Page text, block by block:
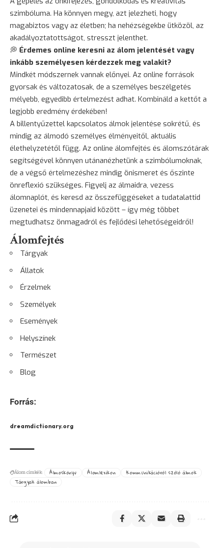
szimbóluma. Ha könnyen megy, azt jelezheti, hogy
magabiztos vagy az életben; ha nehézségekbe ütközöl, az
akadályoztatottságot, stresszt jelenthet.
💭 Érdemes online keresni az álom jelentését vagy
inkább személyesen kérdezzek meg valakit?
Mindkét módszernek vannak előnyei. Az online források
gyorsak és változatosak, de a személyes beszélgetés
mélyebb, egyedibb értelmezést adhat. Kombináld a kettőt a
legjobb eredmény érdekében!
A billentyűzettel kapcsolatos álmok jelentése sokrétű, és
mindig az álmodó személyes élményeitől, aktuális
élethelyzetétől függ. Az online álomfejtés és álomszótárak
segítségével könnyen utánanézhetünk a szimbólumoknak,
de a végső értelmezéshez mindig önismeret és őszinte
önreflexió szükséges. Figyelj az álmaidra, vezess
álomnaplót, és keresd az összefüggéseket a tudatalattid
üzenetei és mindennapjaid között – így még többet
megtudhatsz önmagadról és fejlődési lehetőségeidről!
Álomfejtés
Tárgyak
Állatok
Érzelmek
Személyek
Események
Helyszínek
Természet
Blog
Forrás:
dreamdictionary.org
Álom címkék: Álmoskönyv Álomlexikon
Kommunikációról szóló álmok
Tárgyak álomban